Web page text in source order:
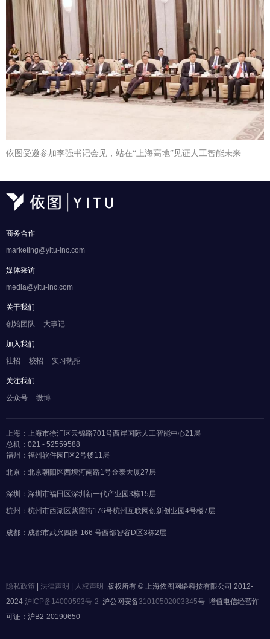
依图受邀参加李强书记会见，站在“上海高地”见证人工智能未来
商务合作
marketing@yitu-inc.com
媒体采访
media@yitu-inc.com
关于我们
创始团队
大事记
加入我们
社招
校招 实习热招
关注我们
公众号
微博
上海：上海市徐汇区云锦路701号西岸国际人工智能中心21层
总机：021 - 52559588
福州：福州软件园F区2号楼11层
北京：北京朝阳区西坝河南路1号金泰大厦27层
深圳：深圳市福田区深圳新一代产业园3栋15层
杭州：杭州市西湖区紫霞街176号杭州互联网创新创业园4号楼7层
成都：成都市武兴四路 166 号西部智谷D区3栋2层
隐私政策 | 法律声明 | 人权声明 版权所有 © 上海依图网络科技有限公司 2012-
2024 沪ICP备14000593号-2 沪公网安备31010502003345号 增值电信经营许
可证：沪B2-20190650